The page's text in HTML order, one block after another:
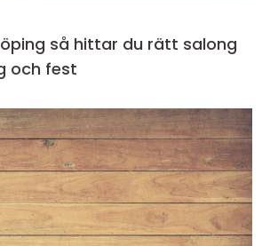
rätt salong
och fest